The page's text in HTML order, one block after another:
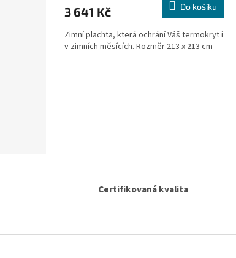
3 641 Kč Do košíku
Zimní plachta, která ochrání Váš termokryt i
v zimních měsících. Rozměr 213 x 213 cm
Certifikovaná kvalita